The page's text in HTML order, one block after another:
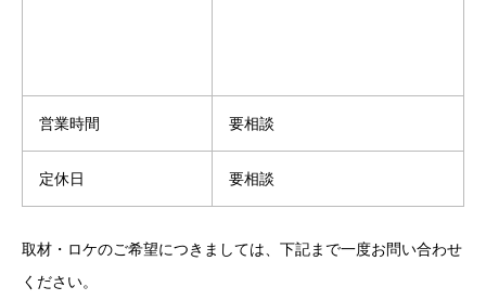
営業時間 要相談
定休日 要相談
取材・ロケのご希望につきましては、下記まで一度お問い合わせ
ください。